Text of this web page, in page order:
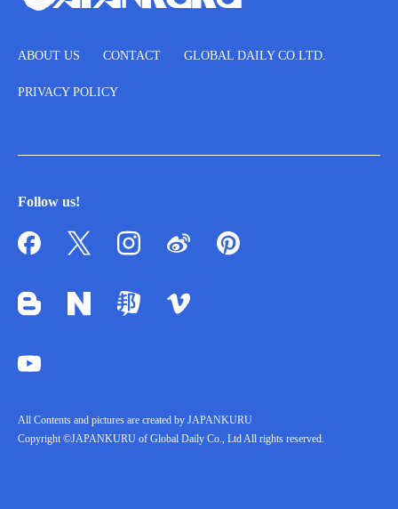
ABOUT US CONTACT GLOBAL DAILY CO.LTD.
PRIVACY POLICY
Follow us!
All Contents and pictures are created by JAPANKURU
Copyright ©JAPANKURU of Global Daily Co., Ltd All rights reserved.